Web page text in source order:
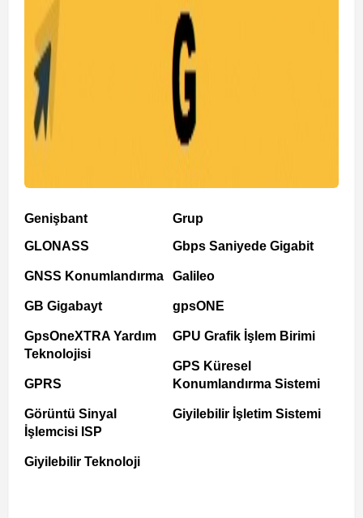
Genişbant
GLONASS
GNSS Konumlandırma
GB Gigabayt
GpsOneXTRA Yardım
Teknolojisi
GPRS
Görüntü Sinyal
İşlemcisi ISP
Giyilebilir Teknoloji
Grup
Gbps Saniyede Gigabit
Galileo
gpsONE
GPU Grafik İşlem Birimi
GPS Küresel
Konumlandırma Sistemi
Giyilebilir İşletim Sistemi